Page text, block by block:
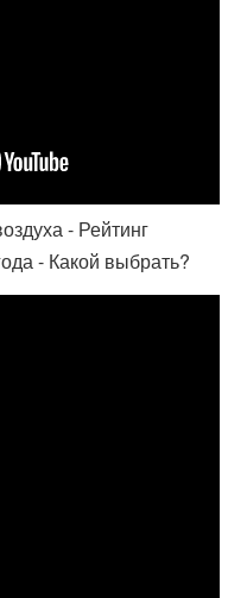
- Рейтинг
- Какой выбрать?